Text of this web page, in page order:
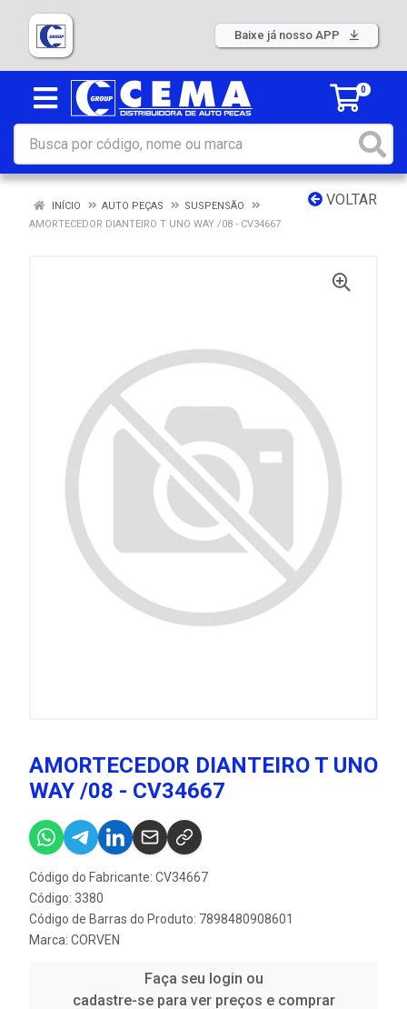
Baixe já nosso APP
0
VOLTAR
INÍCIO AUTO PEÇAS
SUSPENSÃO
AMORTECEDOR DIANTEIRO T UNO WAY /08 - CV34667
AMORTECEDOR DIANTEIRO T UNO
WAY /08 - CV34667
Código do Fabricante: CV34667
Código: 3380
Código de Barras do Produto: 7898480908601
Marca: CORVEN
Faça seu login ou
cadastre-se para ver preços e comprar